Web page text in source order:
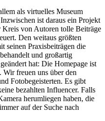
als virtuelles Museum
ist daraus ein Projekt
Kreis von Autoren tolle Beiträge
Den weitaus größten
seinen Praxisbeiträgen die
und großartig
hat: Die Homepage ist
freuen uns über den
Fotobegeisterten. Es gibt
bezahlten Influencer. Falls
herumliegen haben, die
auf der Suche nach